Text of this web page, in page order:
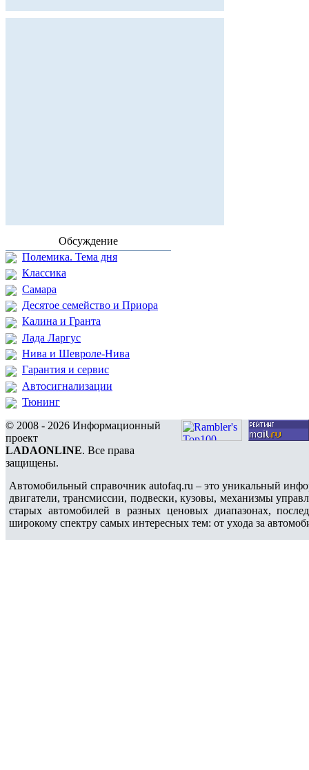
Обсуждение
Полемика. Тема дня
Классика
Самара
Десятое семейство и Приора
Калина и Гранта
Лада Ларгус
Нива и Шевроле-Нива
Гарантия и сервис
Автосигнализации
Тюнинг
© 2008 - 2026 Информационный
проект
LADAONLINE. Все права
защищены.
Автомобильный справочник autofaq.ru – это уникальный
двигатели, трансмиссии, подвески, кузовы, механизмы
старых автомобилей в разных ценовых диапазонах,
широкому спектру самых интересных тем: от ухода за